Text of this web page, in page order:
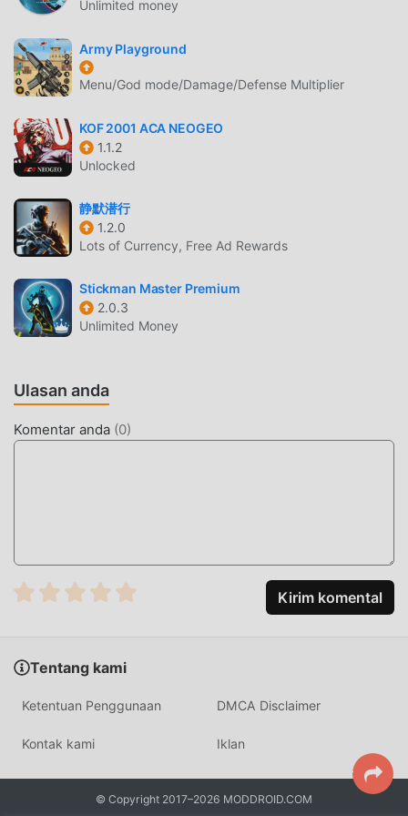
perlu melalui tutorial pemula, sehingga Anda dapat dengan
mudah memulai seluruh permainan dan menikmati
kesenangan yang dibawa secara klasik action game
Ragnarok Rampage 0.1.3. Pada saat yang sama, moddroid
telah secara khusus membangun platform untuk action
pecinta game, memungkinkan Anda untuk berkomunikasi
dan berbagi dengan semua action pecinta game di seluruh
dunia, tunggu apa lagi, bergabunglah dengan moddroid
menjadi bahagia
LAYAR INDAH
Seperti tradisional action game, Ragnarok Rampage
memiliki gaya seni yang unik, dan grafik, peta, dan
karakternya yang berkualitas tinggi membuat Ragnarok
Rampage 0.1.3 telah mengadopsi mesin virtual yang
diperbarui dan melakukan peningkatan yang berani.
Dengan teknologi yang lebih maju, pengalaman layar game
olehRagnarok Rampage 0.1.3
MOD UNIK
Tradisional action permainan mengharuskan pengguna
kekayaan/kemampuan/keterampilan mereka dalam
permainan, yang merupakan fitur dan kesenangan dari
permainan, tetapi pada saat yang sama, proses akumulasi
pasti akan membuat orang merasa lelah, tetapi sekarang ,
munculnya mod telah menulis ulang situasi ini. Di sini,
Unlimited money
Army Playground
Menu/God mode/Damage/Defense Multiplier
KOF 2001 ACA NEOGEO
1.1.2
Unlocked
静默潜行
1.2.0
Lots of Currency, Free Ad Rewards
Stickman Master Premium
2.0.3
Unlimited Money
Ulasan anda
Komentar anda (0)
Kirim komental
Tentang kami
Ketentuan Penggunaan DMCA Disclaimer
Kontak kami Iklan
© Copyright 2017–2026 MODDROID.COM